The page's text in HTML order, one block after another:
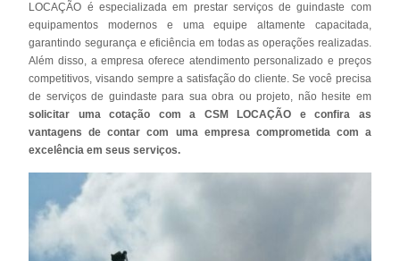
LOCAÇÃO é especializada em prestar serviços de guindaste com
equipamentos modernos e uma equipe altamente capacitada,
garantindo segurança e eficiência em todas as operações realizadas.
Além disso, a empresa oferece atendimento personalizado e preços
competitivos, visando sempre a satisfação do cliente. Se você precisa
de serviços de guindaste para sua obra ou projeto, não hesite em
solicitar uma cotação com a CSM LOCAÇÃO e confira as
vantagens de contar com uma empresa comprometida com a
excelência em seus serviços.